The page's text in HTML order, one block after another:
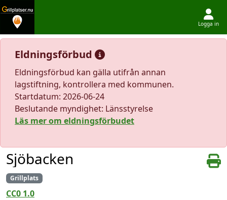
Hoppa till innehållet
Logga in
Eldningsförbud
Eldningsförbud kan gälla utifrån annan
lagstiftning, kontrollera med kommunen.
Startdatum: 2026-06-24
Beslutande myndighet: Länsstyrelse
Läs mer om eldningsförbudet
Sjöbacken
Grillplats
CC0 1.0